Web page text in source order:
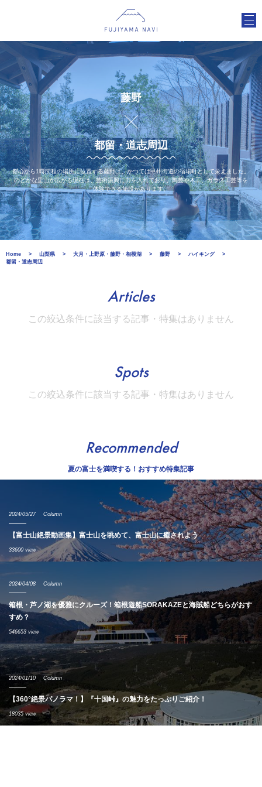
藤野
都留・道志周辺
都心から1時間程の場所に位置する藤野は、かつては甲州街道の宿場町として栄えました。
のどかな里山が広がる現在は、芸術振興に力を入れており、陶芸や木工、ガラス工芸等を
体験できる施設があります。
Home 山梨県 大月・上野原・藤野・相模湖 藤野
ハイキング
都留・道志周辺
Articles
この絞込条件に該当する記事・特集はありません
Spots
この絞込条件に該当する記事・特集はありません
Recommended
夏の富士を満喫する！おすすめ特集記事
2024/05/27 Column
【富士山絶景動画集】富士山を眺めて、富士山に癒されよう
33600 view
2024/04/08 Column
箱根・芦ノ湖を優雅にクルーズ！箱根遊船SORAKAZEと海賊船どちらがおす
すめ？
546653 view
2024/01/10 Column
【360°絶景パノラマ！】『十国峠』の魅力をたっぷりご紹介！
18035 view